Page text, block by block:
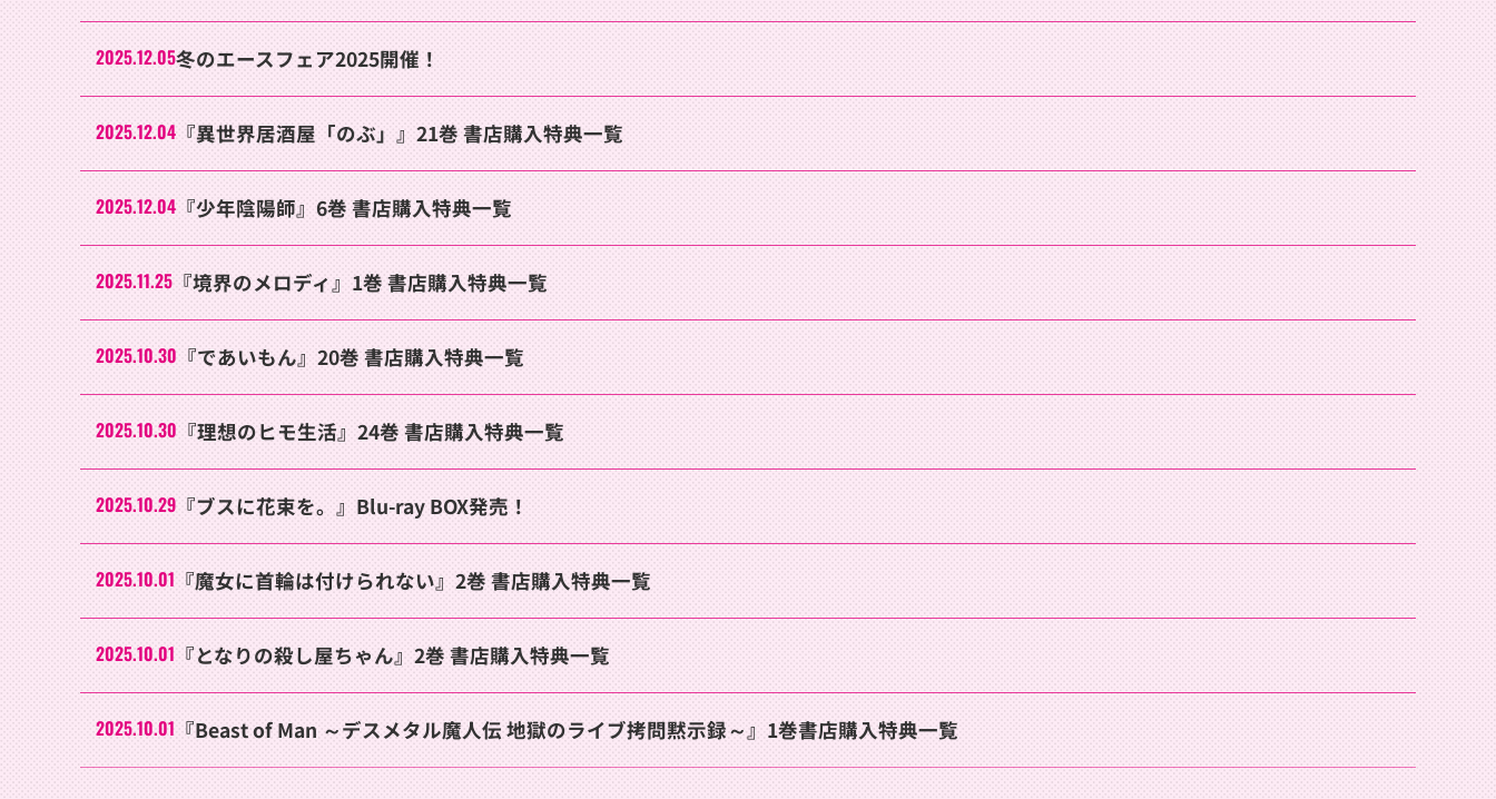
2025.12.05冬のエースフェア2025開催！
2025.12.04 『異世界居酒屋「のぶ」』21巻 書店購入特典一覧
2025.12.04 『少年陰陽師』6巻 書店購入特典一覧
2025.11.25 『境界のメロディ』1巻 書店購入特典一覧
2025.10.30 『であいもん』20巻 書店購入特典一覧
2025.10.30 『理想のヒモ生活』24巻 書店購入特典一覧
2025.10.29 『ブスに花束を。』Blu-ray BOX発売！
2025.10.01 『魔女に首輪は付けられない』2巻 書店購入特典一覧
2025.10.01 『となりの殺し屋ちゃん』2巻 書店購入特典一覧
2025.10.01 『Beast of Man ～デスメタル魔人伝 地獄のライブ拷問黙示録～』1巻書店購入特典一覧